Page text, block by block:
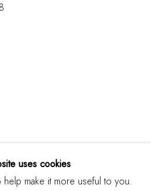
uses cookies
make it more useful to you.